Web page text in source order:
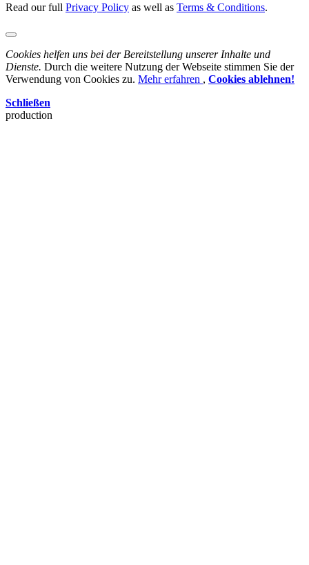
Read our full Privacy Policy as well as Terms & Conditions.
Cookies helfen uns bei der Bereitstellung unserer Inhalte und
Dienste. Durch die weitere Nutzung der Webseite stimmen Sie der
Verwendung von Cookies zu. Mehr erfahren , Cookies ablehnen!
Schließen
production